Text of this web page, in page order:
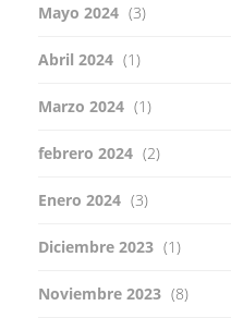
Mayo 2024 (3)
Abril 2024 (1)
Marzo 2024 (1)
febrero 2024 (2)
Enero 2024 (3)
Diciembre 2023 (1)
Noviembre 2023 (8)